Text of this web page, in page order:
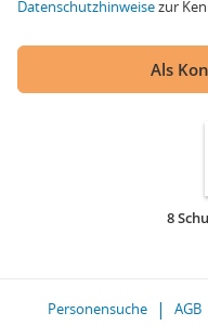
Datenschutzhinweisezur
Als
8
Personensuche AGB